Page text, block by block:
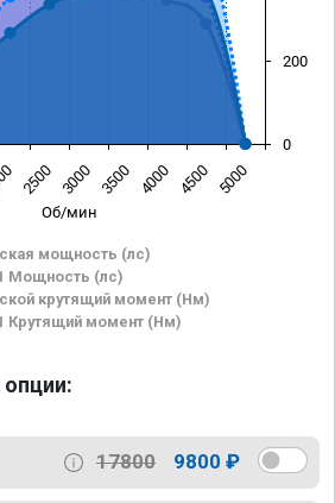
Об/мин
мощность (лс)
Мощность (лс)
крутящий момент (Нм)
Крутящий момент (Нм)
2500 3000 3500 4000 4500 5000
0
200
17800 9800 ₽